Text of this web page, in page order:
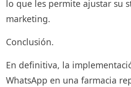
lo que les permite ajustar su
marketing.
Conclusión.
En definitiva, la
WhatsApp en una farmacia